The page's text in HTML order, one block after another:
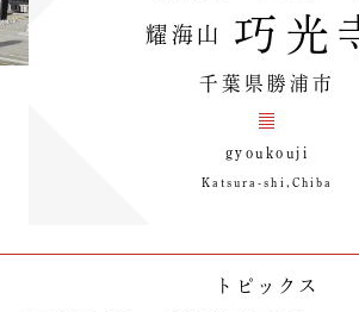
耀海山 巧光
千葉県勝浦市
gyoukouji
Katsura-shi,Chiba
トピックス